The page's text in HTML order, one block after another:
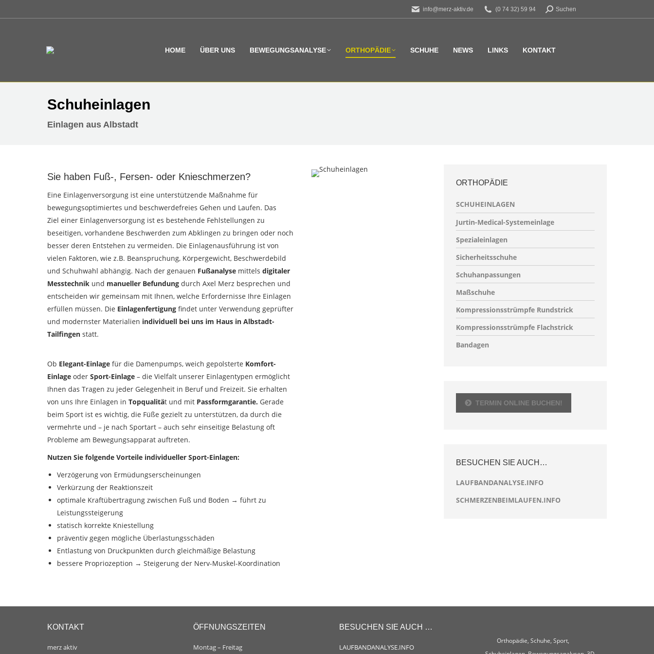
info@merz-aktiv.de (0 74 32) 59 94 Search:Suchen
HOME ÜBER UNS BEWEGUNGSANALYSE ORTHOPÄDIE SCHUHE NEWS LINKS KONTAKT
Schuheinlagen
Einlagen aus Albstadt
Sie haben Fuß-, Fersen- oder Knieschmerzen?
Eine Einlagenversorgung ist eine unterstützende Maßnahme für
bewegungsoptimiertes und beschwerdefreies Gehen und Laufen. Das
Ziel einer Einlagenversorgung ist es bestehende Fehlstellungen zu
beseitigen, vorhandene Beschwerden zum Abklingen zu bringen oder noch
besser deren Entstehen zu vermeiden. Die Einlagenausführung ist von
vielen Faktoren, wie z.B. Beanspruchung, Körpergewicht, Beschwerdebild
und Schuhwahl abhängig. Nach der genauen Fußanalyse mittelsdigitaler
Messtechnik und manueller Befundung durch Axel Merz besprechen und
entscheiden wir gemeinsam mit Ihnen, welche Erfordernisse Ihre Einlagen
erfüllen müssen. Die Einlagenfertigung findet unter Verwendung geprüfter
und modernster Materialien individuell bei uns im Haus in Albstadt-
Tailfingen statt.
Ob Elegant-Einlage für die Damenpumps, weich gepolsterte Komfort-
Einlage oderSport-Einlage – die Vielfalt unserer Einlagentypen ermöglicht
Ihnen das Tragen zu jeder Gelegenheit in Beruf und Freizeit. Sie erhalten
von uns Ihre Einlagen inTopqualität und mit Passformgarantie. Gerade
beim Sport ist es wichtig, die Füße gezielt zu unterstützen, da durch die
vermehrte und – je nach Sportart – auch sehr einseitige Belastung oft
Probleme am Bewegungsapparat auftreten.
Nutzen Sie folgendeVorteile individueller Sport-Einlagen:
Verzögerung von Ermüdungserscheinungen
Verkürzung der Reaktionszeit
optimale Kraftübertragung zwischen Fuß und Boden → führt zu
Leistungssteigerung
statisch korrekte Kniestellung
präventiv gegen mögliche Überlastungsschäden
Entlastung von Druckpunkten durch gleichmäßige Belastung
bessere Propriozeption → Steigerung der Nerv-Muskel-Koordination
ORTHOPÄDIE
SCHUHEINLAGEN
Jurtin-Medical-Systemeinlage
Spezialeinlagen
Sicherheitsschuhe
Schuhanpassungen
Maßschuhe
Kompressionsstrümpfe Rundstrick
Kompressionsstrümpfe Flachstrick
Bandagen
TERMIN ONLINE BUCHEN!
BESUCHEN SIE AUCH…
LAUFBANDANALYSE.INFO
SCHMERZENBEIMLAUFEN.INFO
KONTAKT
merz aktiv
ÖFFNUNGSZEITEN
Montag – Freitag
BESUCHEN SIE AUCH …
LAUFBANDANALYSE.INFO
Orthopädie, Schuhe, Sport,